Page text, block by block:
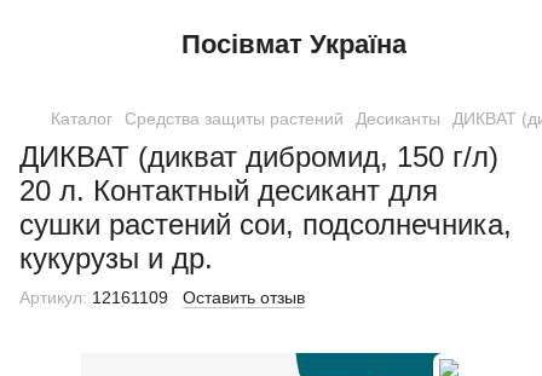
Посівмат Україна
Каталог Средства защиты растений Десиканты ДИКВАТ
ДИКВАТ (дикват дибромид, 150 г/л)
20 л. Контактный десикант для
сушки растений сои, подсолнечника,
кукурузы и др.
Артикул: 12161109 Оставить отзыв